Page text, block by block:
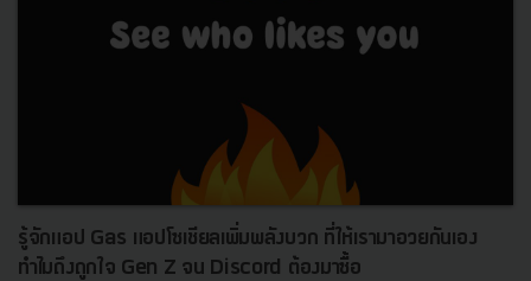
รู้จักแอป Gas แอปโซเชียลเพิ่มพลังบวก ที่ให้เรามาอวยกันเอง
ทำไมถึงถูกใจ Gen Z จน Discord ต้องมาซื้อ